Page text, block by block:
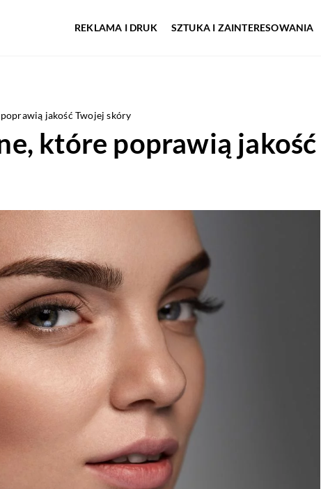
REKLAMA I DRUK SZTUKA I ZAINTERESOWANIA
jakość Twojej skóry
które poprawią jakość